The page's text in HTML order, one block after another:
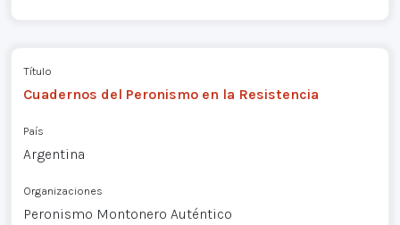
Título
Cuadernos del Peronismo en la Resistencia
País
Argentina
Organizaciones
Peronismo Montonero Auténtico